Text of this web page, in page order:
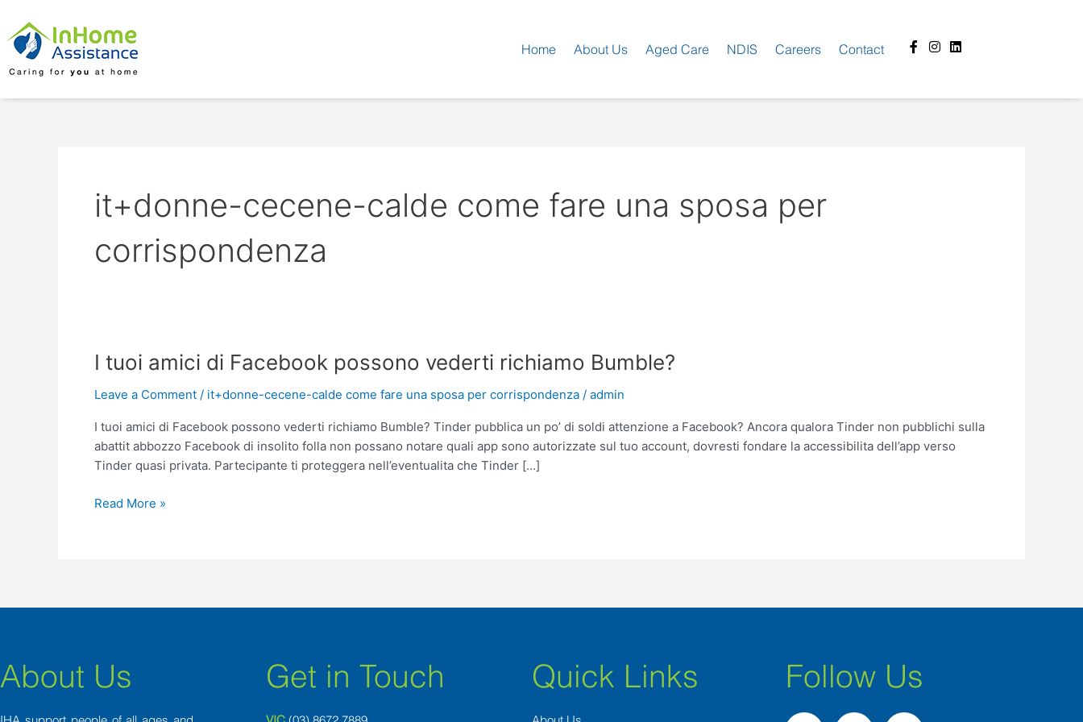
content
Home About Us Aged Care NDIS Careers Contact
Facebook-
f
Instagram
Linkedin
it+donne-cecene-calde come fare una sposa per
corrispondenza
I tuoi amici di Facebook possono vederti richiamo Bumble?
Leave a Comment / it+donne-cecene-calde come fare una sposa per corrispondenza / admin
I tuoi amici di Facebook possono vederti richiamo Bumble? Tinder pubblica un po’ di soldi attenzione a Facebook? Ancora qualora Tinder non pubblichi sulla
abattit abbozzo Facebook di insolito folla non possano notare quali app sono autorizzate sul tuo account, dovresti fondare la accessibilita dell’app verso
Tinder quasi privata. Partecipante ti proteggera nell’eventualita che Tinder […]
I
amici
Facebook
possono
vederti
Bumble?
Read More »
About Us Get in Touch Quick Links Follow Us